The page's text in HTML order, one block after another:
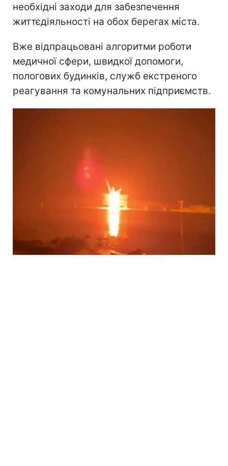
необхідні заходи для забезпечення
життєдіяльності на обох берегах міста.
Вже відпрацьовані алгоритми роботи
медичної сфери, швидкої допомоги,
пологових будинків, служб екстреного
реагування та комунальних підприємств.